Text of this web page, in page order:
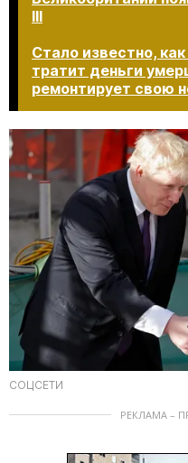
III
Стало известно,
тратит деньги
ремонтирует свою
СОЦСЕТИ
РЕКЛАМА –